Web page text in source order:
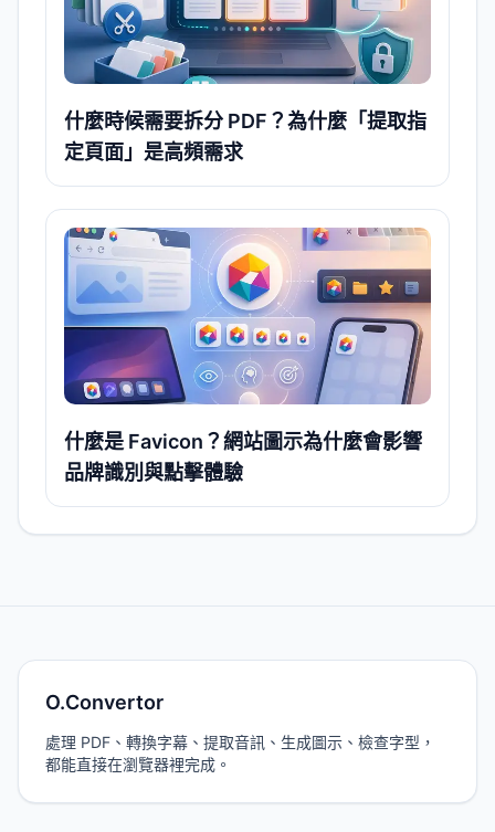
什麼時候需要拆分 PDF？為什麼「提取指
定頁面」是高頻需求
什麼是 Favicon？網站圖示為什麼會影響
品牌識別與點擊體驗
O.Convertor
處理 PDF、轉換字幕、提取音訊、生成圖示、檢查字型，
都能直接在瀏覽器裡完成。